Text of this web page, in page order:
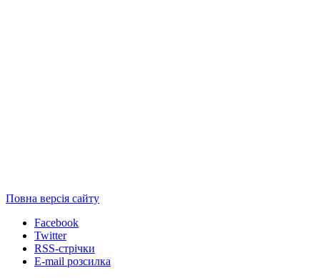
Повна версія сайту
Facebook
Twitter
RSS-стрічки
E-mail розсилка